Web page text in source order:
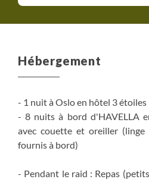
Hébergement
- 1 nuit à Oslo en hôtel 3 étoiles
- 8 nuits à bord d'HAVELLA
avec couette et oreiller
fournis à bord)
- Pendant le raid : Repas
diners) ainsi que les nuits en